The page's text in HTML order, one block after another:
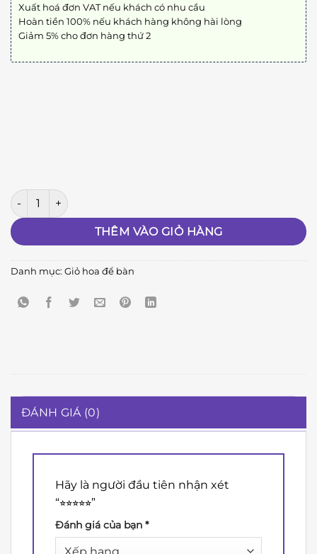
Xuất hoá đơn VAT nếu khách có nhu cầu
Hoàn tiền 100% nếu khách hàng không hài lòng
Giảm 5% cho đơn hàng thứ 2
⭐︎⭐︎⭐︎⭐︎⭐︎ số lượng
THÊM VÀO GIỎ HÀNG
Danh mục: Giỏ hoa để bàn
ĐÁNH GIÁ (0)
Hãy là người đầu tiên nhận xét
“⭐︎⭐︎⭐︎⭐︎⭐︎”
Đánh giá của bạn *